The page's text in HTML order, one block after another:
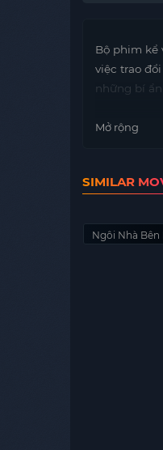
Bộ phim kể
việc trao
những bí
Mở rộng
SIMILAR
Ngôi Nhà Bên